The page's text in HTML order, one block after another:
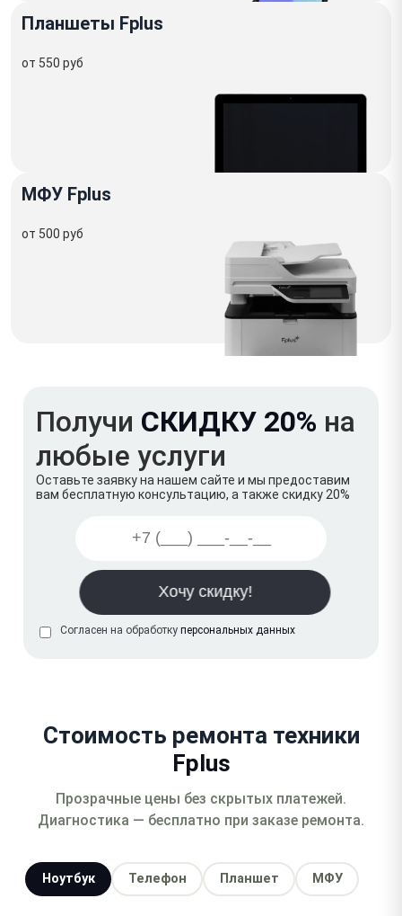
Планшеты Fplus
от 550 руб
МФУ Fplus
от 500 руб
Получи СКИДКУ 20% на
любые услуги
Оставьте заявку на нашем сайте и мы предоставим
вам бесплатную консультацию, а также скидку 20%
Согласен на обработку персональных данных
Стоимость ремонта техники
Fplus
Прозрачные цены без скрытых платежей.
Диагностика — бесплатно при заказе ремонта.
Ноутбук Телефон Планшет МФУ